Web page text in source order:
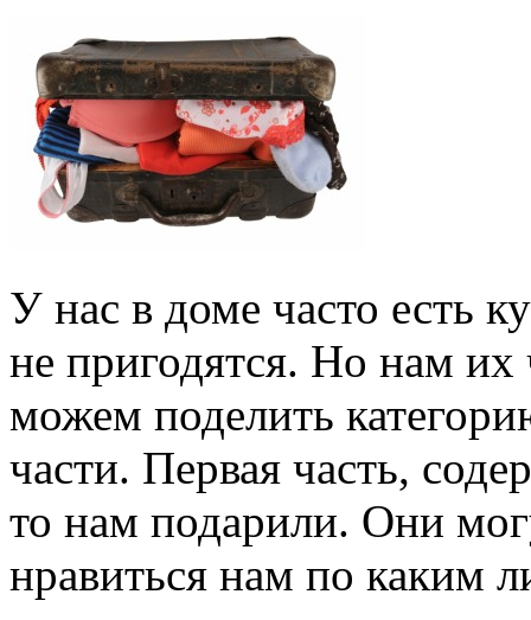
У нас в доме часто есть
не пригодятся. Но нам
можем поделить
части. Первая часть,
то нам подарили. Они
нравиться нам по каким